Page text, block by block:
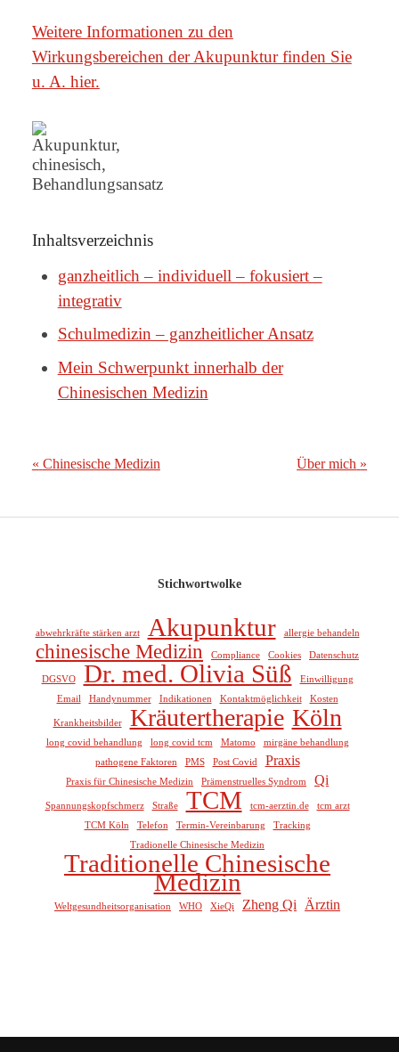
Weitere Informationen zu den
Wirkungsbereichen der Akupunktur finden Sie
u. A. hier.
Inhaltsverzeichnis
ganzheitlich – individuell – fokusiert –
integrativ
Schulmedizin – ganzheitlicher Ansatz
Mein Schwerpunkt innerhalb der
Chinesischen Medizin
« Chinesische Medizin Über mich »
Stichwortwolke
abwehrkräfte stärken arzt Akupunktur allergie behandeln
chinesische Medizin Compliance Cookies Datenschutz
DGSVO Dr. med. Olivia Süß
Einwilligung
Email
Handynummer Indikationen Kontaktmöglichkeit Kosten
Krankheitsbilder Kräutertherapie Köln
long covid behandlung long covid tcm Matomo
mirgäne behandlung
pathogene Faktoren
PMS Post Covid Praxis
Praxis für Chinesische Medizin Prämenstruelles Syndrom Qi
Spannungskopfschmerz Straße TCM tcm-aerztin.de
tcm arzt
TCM Köln
Telefon Termin-Vereinbarung
Tracking
Tradionelle Chinesische Medizin
Traditionelle Chinesische
Medizin
Weltgesundheitsorganisation WHO XieQi Zheng Qi Ärztin